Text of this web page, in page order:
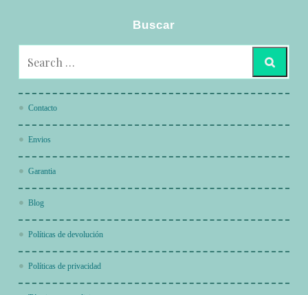
Buscar
Contacto
Envios
Garantia
Blog
Políticas de devolución
Políticas de privacidad